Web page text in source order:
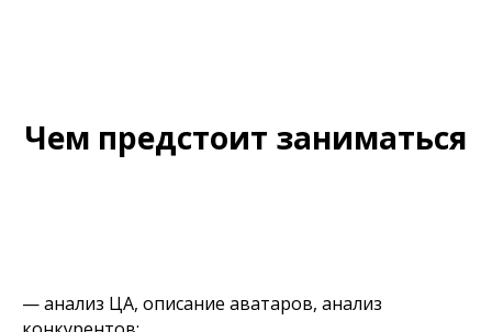
Чем предстоит заниматься
— анализ ЦА, описание аватаров, анализ